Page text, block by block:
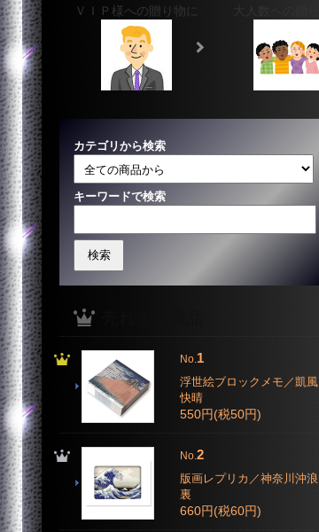
ＶＩＰ様への贈り物に
カテゴリから検索
キーワードで検索
No. 1
浮世絵ブロックメモ／凱風
快晴
550円(税50円)
No. 2
版画レプリカ／神奈川沖浪
裏
660円(税60円)